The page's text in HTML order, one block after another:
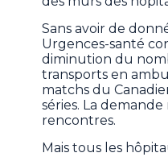
Sans avoir de
Urgences-santé
diminution du
transports en
matchs du
séries. La
rencontres.
Mais tous les